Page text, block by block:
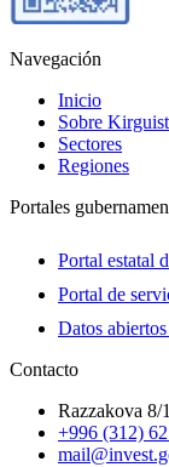
Navegación
Inicio
Sobre
Sectores
Regiones
Portales
Portal estatal
Portal de
Datos
Contacto
Razzakova
+996 (312)